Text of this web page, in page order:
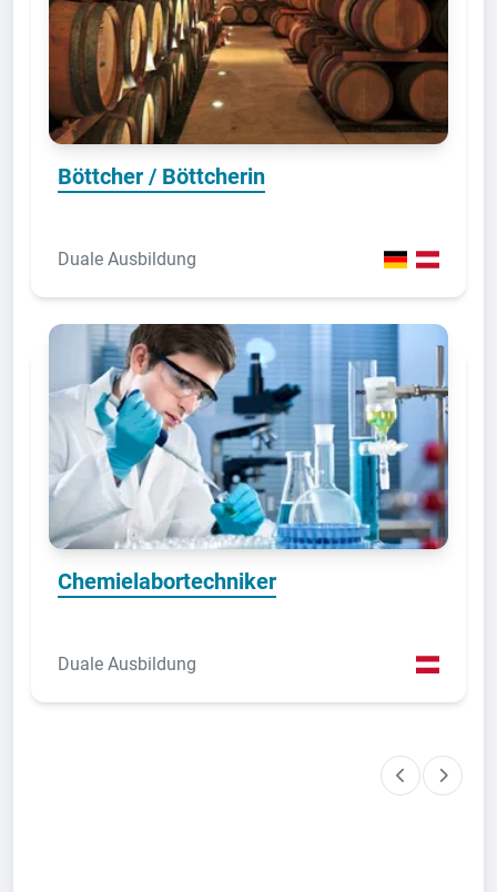
Böttcher / Böttcherin
Duale Ausbildung
Chemielabortechniker
Duale Ausbildung